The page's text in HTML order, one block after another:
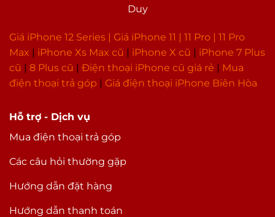
Hỗ trợ - Dịch vụ
Mua điện thoại trả góp
Các câu hỏi thường gặp
Hướng dẫn đặt hàng
Hướng dẫn thanh toán
Duy
Giá iPhone 12 Series | Giá iPhone 11 | 11 Pro | 11 Pro
Max | iPhone Xs Max cũ | iPhone X cũ | iPhone 7 Plus
cũ | 8 Plus cũ | Điện thoại iPhone cũ giá rẻ | Mua
điện thoại trả góp | Giá điện thoại iPhone Biên Hòa